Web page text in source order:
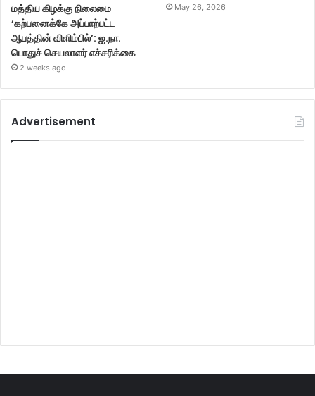
மத்திய கிழக்கு நிலைமை
‘கற்பனைக்கே அப்பாற்பட்ட
ஆபத்தின் விளிம்பில்’: ஐ.நா.
பொதுச் செயலாளர் எச்சரிக்கை
2 weeks ago
May 26, 2026
Advertisement